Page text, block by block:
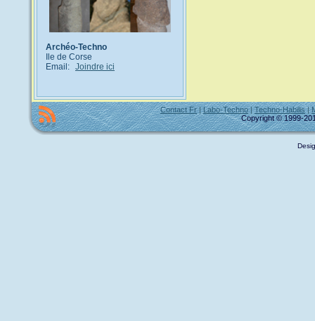
Archéo-Techno
Ile de Corse
Email: Joindre ici
Contact Fr|Labo-Techno|Techno-Habilis|
Copyright © 1999-